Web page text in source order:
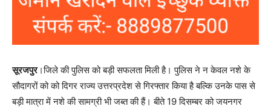
सूरजपुर।जिले की पुलिस को बड़ी सफलता मिली है। पुलिस ने न केवल नशे के
सौदागरों को को दिगर राज्य उत्तरप्रदेश से गिरफ्तार किया है बल्कि उनके पास से
बड़ी मात्रा में नशे की सामग्री भी जब्त की हैं। बीते 19 दिसम्बर को जयनगर